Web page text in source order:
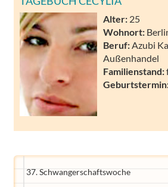
Alter: 25
Wohnort:
Beruf: Azubi
Außenhandel
Familienstand:
37. Schwangerschaftswoche